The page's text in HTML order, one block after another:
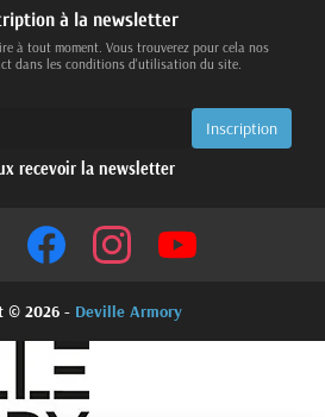
à la newsletter
à tout moment. Vous trouverez pour cela nos
dans les conditions d'utilisation du site.
recevoir la newsletter
© 2026 - Deville Armory